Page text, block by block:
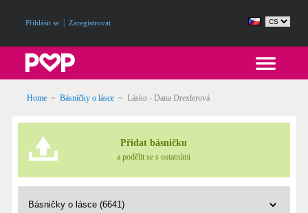
Přihlásit se Zaregistrovat
Home ~ Básničky o lásce ~ Lásko - Dana Drexlerová
Přidat básničku
a podělit se s ostatními